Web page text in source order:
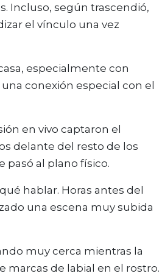
Incluso, según trascendió,
el vínculo una vez
especialmente con
conexión especial con el
en vivo captaron el
delante del resto de los
al plano físico.
hablar. Horas antes del
una escena muy subida
muy cerca mientras la
marcas de labial en el rostro.